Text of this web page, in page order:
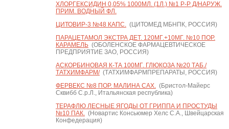
ХЛОРГЕКСИДИН 0,05% 1000МЛ. (1Л.) №1 Р-Р Д/НАРУЖ.
ПРИМ. ВОДНЫЙ ФЛ.
ЦИТОВИР-3 №48 КАПС.(ЦИТОМЕД МБНПК, РОССИЯ)
ПАРАЦЕТАМОЛ ЭКСТРА ДЕТ. 120МГ.+10МГ. №10 ПОР.
КАРАМЕЛЬ(ОБОЛЕНСКОЕ ФАРМАЦЕВТИЧЕСКОЕ
ПРЕДПРИЯТИЕ ЗАО, РОССИЯ)
АСКОРБИНОВАЯ К-ТА 100МГ. ГЛЮКОЗА №20 ТАБ./
ТАТХИМФАРМ/(ТАТХИМФАРМПРЕПАРАТЫ, РОССИЯ)
ФЕРВЕКС №8 ПОР. МАЛИНА САХ.(Бристол-Майерс
Сквибб С.р.Л., Итальянская республика)
ТЕРАФЛЮ ЛЕСНЫЕ ЯГОДЫ ОТ ГРИППА И ПРОСТУДЫ
№10 ПАК.(Новартис Консьюмер Хелс С.А., Швейцарская
Конфедерация)